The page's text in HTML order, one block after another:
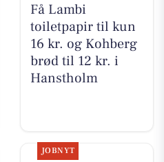
Få Lambi
toiletpapir til kun
16 kr. og Kohberg
brød til 12 kr. i
Hanstholm
JOBNYT